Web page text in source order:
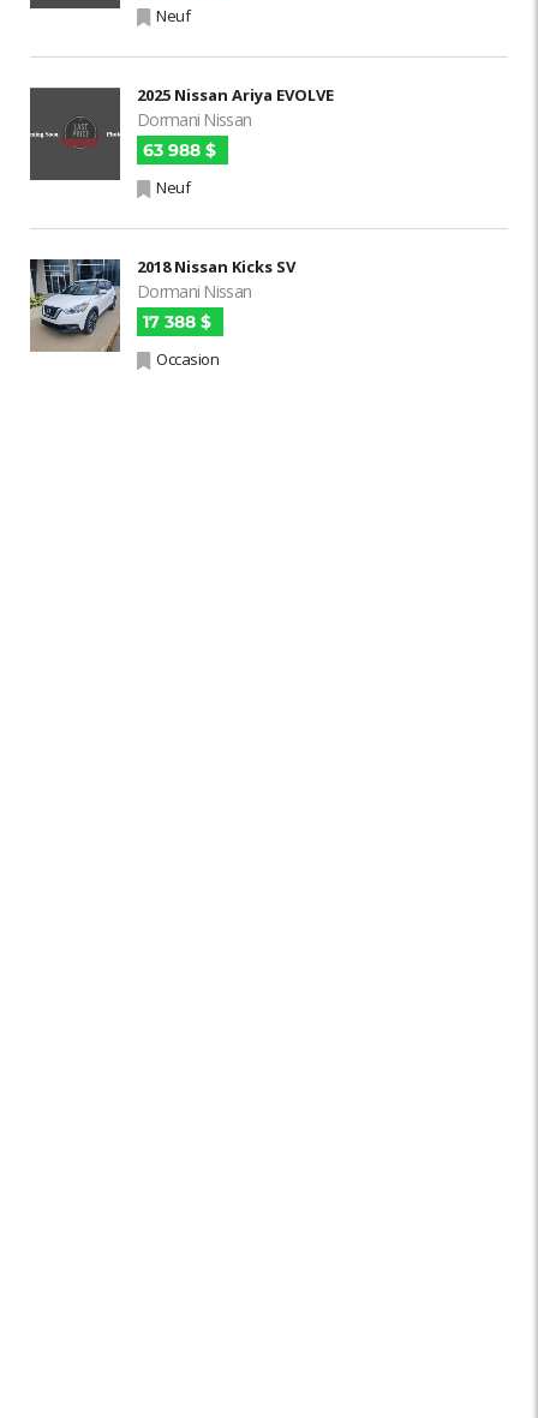
Neuf
2025 Nissan Ariya EVOLVE
Dormani Nissan
63 988 $
Neuf
2018 Nissan Kicks SV
Dormani Nissan
17 388 $
Occasion